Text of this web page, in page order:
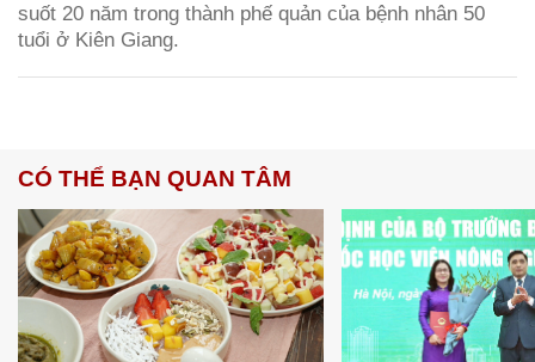
suốt 20 năm trong thành phế quản của bệnh nhân 50
tuổi ở Kiên Giang.
CÓ THỂ BẠN QUAN TÂM